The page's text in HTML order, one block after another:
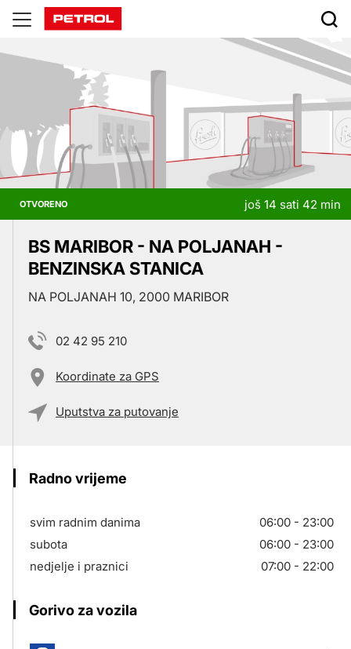
Prodajna
mjesta
OTVORENO još 14 sati 42 min
BS MARIBOR - NA POLJANAH -
BENZINSKA STANICA
NA POLJANAH 10, 2000 MARIBOR
02 42 95 210
Koordinate za GPS
Uputstva za putovanje
Radno vrijeme
svim radnim danima
06:00 - 23:00
subota
06:00 - 23:00
nedjelje i praznici
07:00 - 22:00
Gorivo za vozila